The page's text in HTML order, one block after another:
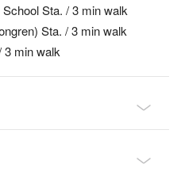
Sta. / 3 min walk
Sta. / 3 min walk
3 min walk